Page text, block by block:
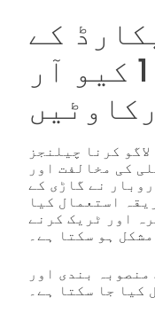
کے
لیے جی ایس 1 کیو آر
کو لاگو کرنا چیلنجز
کی مخالفت اور
نے گاڑی کے
استعمال کیا
اور ٹریک کرنے
ہو سکتا ہے۔
بندی اور
کیا جا سکتا ہے۔